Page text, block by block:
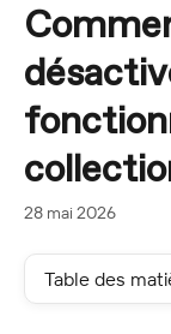
28 mai 2026
Table des